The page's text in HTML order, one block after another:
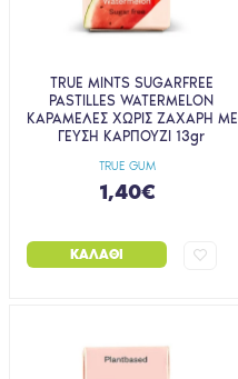
TRUE GUM
TRUE MINTS SUGARFREE
PASTILLES WATERMELON
ΚΑΡΑΜΕΛΕΣ ΧΩΡΙΣ ΖΑΧΑΡΗ ΜΕ
ΓΕΥΣΗ ΚΑΡΠΟΥΖΙ 13gr
1,40€
ΚΑΛΆΘΙ